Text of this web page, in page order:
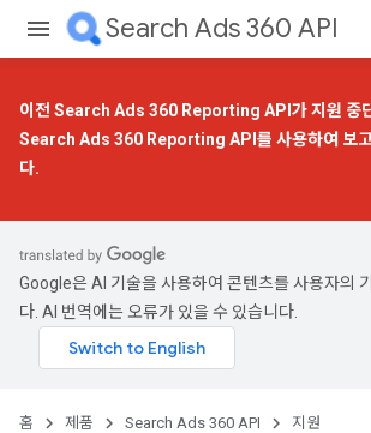
Search Ads 360 API
이전 Search Ads 360 Reporting API가 지원 중
Search Ads 360 Reporting API 를 사용하여 보
다.
Google은 AI 기술을 사용하여 콘텐츠를 사용자의
다. AI 번역에는 오류가 있을 수 있습니다.
홈 제품 Search Ads 360 API 지원